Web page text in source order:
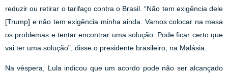
reduzir ou retirar o tarifaço contra o Brasil. “Não tem exigência dele
[Trump] e não tem exigência minha ainda. Vamos colocar na mesa
os problemas e tentar encontrar uma solução. Pode ficar certo que
vai ter uma solução”, disse o presidente brasileiro, na Malásia.
Na véspera, Lula indicou que um acordo pode não ser alcançado